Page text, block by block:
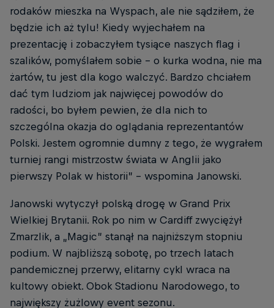
rodaków mieszka na Wyspach, ale nie sądziłem, że
będzie ich aż tylu! Kiedy wyjechałem na
prezentację i zobaczyłem tysiące naszych flag i
szalików, pomyślałem sobie – o kurka wodna, nie ma
żartów, tu jest dla kogo walczyć. Bardzo chciałem
dać tym ludziom jak najwięcej powodów do
radości, bo byłem pewien, że dla nich to
szczególna okazja do oglądania reprezentantów
Polski. Jestem ogromnie dumny z tego, że wygrałem
turniej rangi mistrzostw świata w Anglii jako
pierwszy Polak w historii” – wspomina Janowski.
Janowski wytyczył polską drogę w Grand Prix
Wielkiej Brytanii. Rok po nim w Cardiff zwyciężył
Zmarzlik, a „Magic” stanął na najniższym stopniu
podium. W najbliższą sobotę, po trzech latach
pandemicznej przerwy, elitarny cykl wraca na
kultowy obiekt. Obok Stadionu Narodowego, to
największy żużlowy event sezonu.